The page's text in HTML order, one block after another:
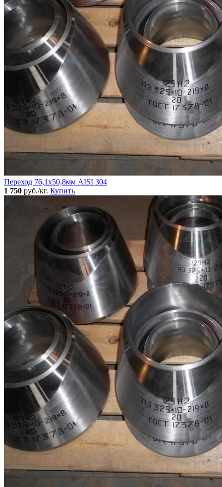
Переход 76,1х50,8мм AISI 304
1 750 руб./кг. Купить